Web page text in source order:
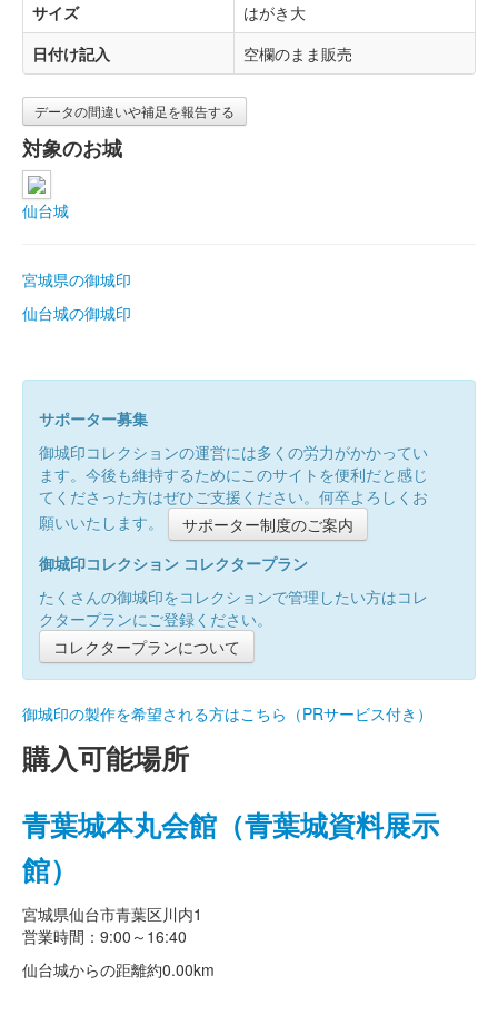
サイズ
はがき大
日付け記入
空欄のまま販売
データの間違いや補足を報告する
対象のお城
仙台城
宮城県の御城印
仙台城の御城印
サポーター募集
御城印コレクションの運営には多くの労力がかかってい
ます。今後も維持するためにこのサイトを便利だと感じ
てくださった方はぜひご支援ください。何卒よろしくお
願いいたします。
サポーター制度のご案内
御城印コレクション コレクタープラン
たくさんの御城印をコレクションで管理したい方はコレ
クタープランにご登録ください。
コレクタープランについて
御城印の製作を希望される方はこちら（PRサービス付き）
購入可能場所
青葉城本丸会館（青葉城資料展示
館）
宮城県仙台市青葉区川内1
営業時間：9:00～16:40
仙台城からの距離約0.00km